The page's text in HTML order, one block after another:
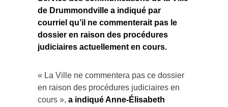
de Drummondville a indiqué par
courriel qu’il ne commenterait pas le
dossier en raison des procédures
judiciaires actuellement en cours.
« La Ville ne commentera pas ce dossier
en raison des procédures judiciaires en
cours », a indiqué Anne-Élisabeth